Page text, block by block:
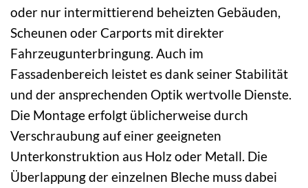
oder nur intermittierend beheizten Gebäuden,
Scheunen oder Carports mit direkter
Fahrzeugunterbringung. Auch im
Fassadenbereich leistet es dank seiner Stabilität
und der ansprechenden Optik wertvolle Dienste.
Die Montage erfolgt üblicherweise durch
Verschraubung auf einer geeigneten
Unterkonstruktion aus Holz oder Metall. Die
Überlappung der einzelnen Bleche muss dabei